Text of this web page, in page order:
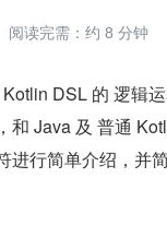
阅读完需：约 8 分钟
DSL 的 逻辑
和 Java 及 普通
进行简单介绍，并